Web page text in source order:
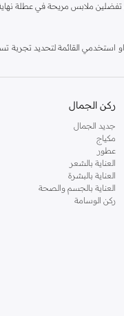
تفضلين ملابس مريحة في عطلة
القائمة لتحديد تجربة
ركن الجمال
جديد الجمال
مكياج
عطور
العناية بالشعر
العناية بالبشرة
العناية بالجسم والصحة
ركن الوسامة